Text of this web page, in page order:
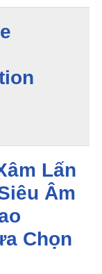
Lấn
Âm
Chọn